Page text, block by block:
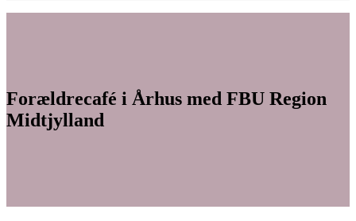
Forældrecafé i Århus med FBU Region
Midtjylland